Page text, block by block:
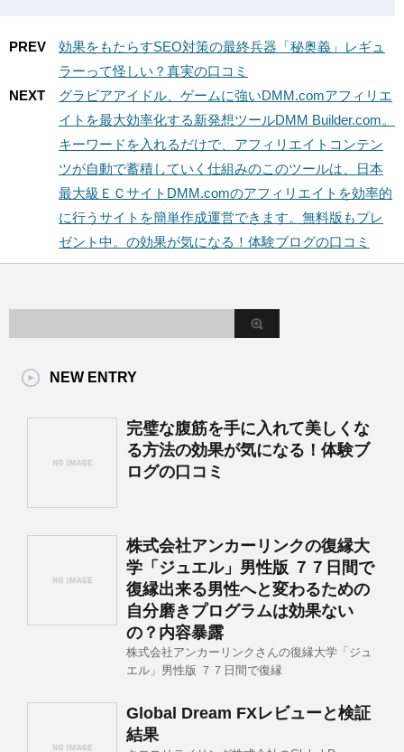
PREV
効果をもたらすSEO対策の最終兵器「秘奥義」レギュ
ラーって怪しい？真実の口コミ
NEXT
グラビアアイドル、ゲームに強いDMM.comアフィリエ
イトを最大効率化する新発想ツールDMM Builder.com。
キーワードを入れるだけで、アフィリエイトコンテン
ツが自動で蓄積していく仕組みのこのツールは、日本
最大級ＥＣサイトDMM.comのアフィリエイトを効率的
に行うサイトを簡単作成運営できます。無料版もプレ
ゼント中。の効果が気になる！体験ブログの口コミ
NEW ENTRY
完璧な腹筋を手に入れて美しくな
る方法の効果が気になる！体験ブ
ログの口コミ
株式会社アンカーリンクの復縁大
学「ジュエル」男性版 ７７日間で
復縁出来る男性へと変わるための
自分磨きプログラムは効果ない
の？内容暴露
株式会社アンカーリンクさんの復縁大学「ジュ
エル」男性版 ７７日間で復縁
Global Dream FXレビューと検証
結果